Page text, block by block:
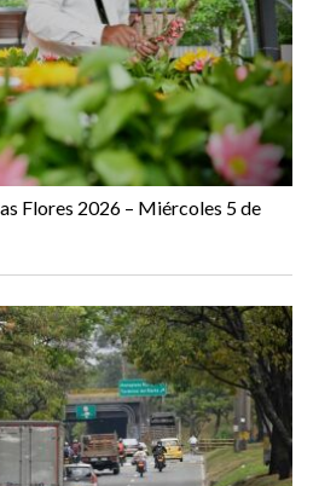
Flores 2026 – Miércoles 5 de